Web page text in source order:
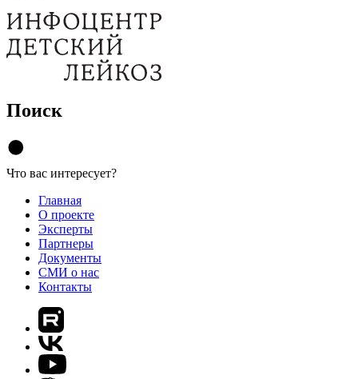
Поиск
Что вас интересует?
Главная
О проекте
Эксперты
Партнеры
Документы
СМИ о нас
Контакты